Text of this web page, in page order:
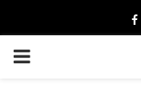
PRIMARY